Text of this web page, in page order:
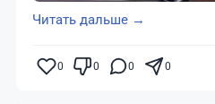
Читать дальше →
0 0 0 0